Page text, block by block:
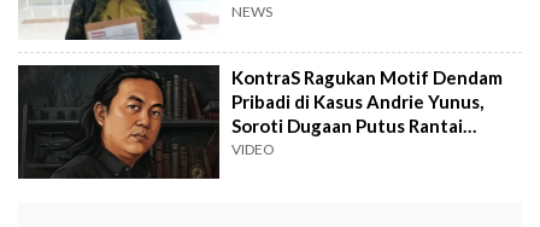
NEWS
KontraS Ragukan Motif Dendam
Pribadi di Kasus Andrie Yunus,
Soroti Dugaan Putus Rantai
Komando
VIDEO